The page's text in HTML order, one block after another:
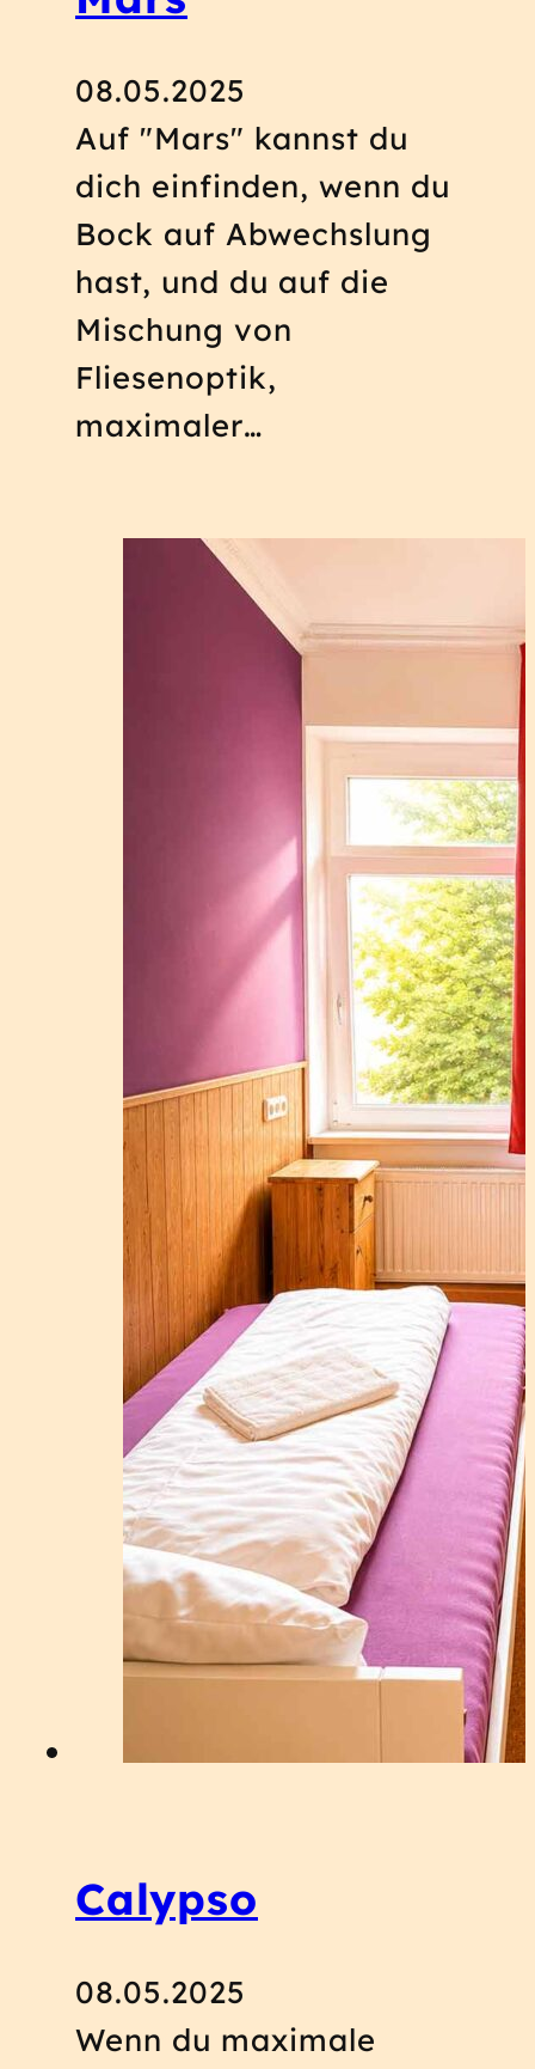
08.05.2025
Auf "Mars" kannst du
dich einfinden, wenn du
Bock auf Abwechslung
hast, und du auf die
Mischung von
Fliesenoptik,
maximaler…
Calypso
08.05.2025
Wenn du maximale